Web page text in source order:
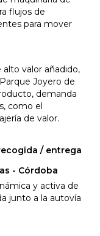
flujos de
para mover
valor añadido,
Joyero de
demanda
como el
de valor.
/ entrega
- Córdoba
y activa de
junto a la autovía